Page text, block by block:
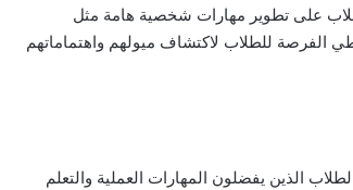
على تطوير مهارات شخصية هامة مثل
الفرصة للطلاب لاكتشاف ميولهم واهتماماتهم
الذين يفضلون المهارات العملية والتعلم